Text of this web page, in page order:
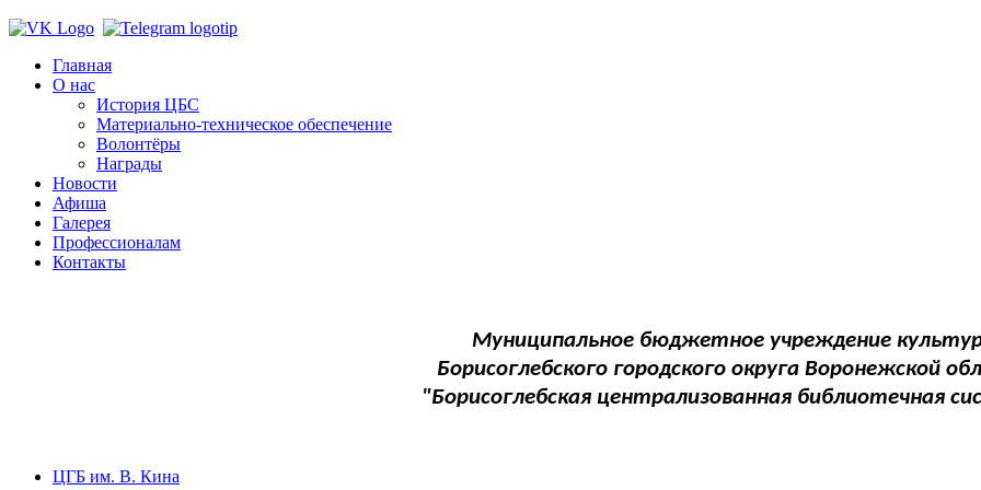
Главная
О нас
История ЦБС
Материально-техническое обеспечение
Волонтёры
Награды
Новости
Афиша
Галерея
Профессионалам
Контакты
Муниципальное бюджетное учреждение
Борисоглебского городского округа Воронежской
"Борисоглебская централизованная библиотечная
ЦГБ им. В. Кина